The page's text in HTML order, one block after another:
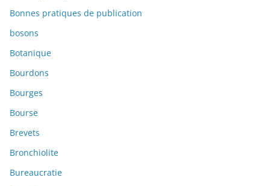
Bonnes pratiques de publication
bosons
Botanique
Bourdons
Bourges
Bourse
Brevets
Bronchiolite
Bureaucratie